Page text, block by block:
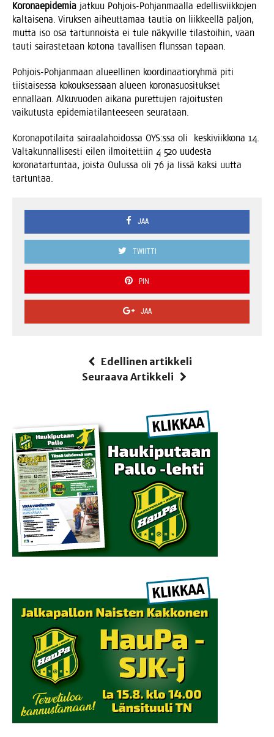
Koro­nae­pi­de­mia jat­kuu Poh­jois-Poh­jan­maal­la edel­lis­viik­ko­jen
kal­tai­se­na. Viruk­sen aiheut­ta­maa tau­tia on liik­keel­lä pal­jon,
mut­ta iso osa tar­tun­nois­ta ei tule näky­vil­le tilas­toi­hin, vaan
tau­ti sai­ras­te­taan koto­na taval­li­sen fluns­san tapaan.
Poh­jois-Poh­jan­maan alu­eel­li­nen koor­di­naa­tio­ryh­mä piti
tiis­tai­ses­sa kokouk­ses­saan alu­een koro­na­suo­si­tuk­set
ennal­laan. Alku­vuo­den aika­na puret­tu­jen rajoi­tus­ten
vai­ku­tus­ta epi­de­mia­ti­lan­tee­seen seurataan.
Koro­na­po­ti­lai­ta sai­raa­la­hoi­dos­sa OYS:ssa oli kes­ki­viik­ko­na 14.
Val­ta­kun­nal­li­ses­ti eilen ilmoi­tet­tiin 4 520 uudes­ta
koro­na­tar­tun­taa, jois­ta Oulus­sa oli 76 ja Iis­sä kak­si uut­ta
tartuntaa.
JAA
TWIITTI
PIN
JAA
Edellinen artikkeli
Seuraava Artikkeli